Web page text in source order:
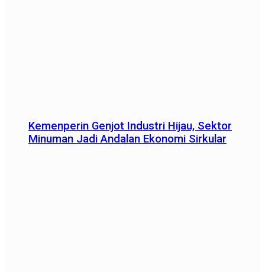
Kemenperin Genjot Industri Hijau, Sektor
Minuman Jadi Andalan Ekonomi Sirkular